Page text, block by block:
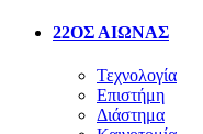
22ΟΣ ΑΙΩΝΑΣ
Τεχνολογία
Επιστήμη
Διάστημα